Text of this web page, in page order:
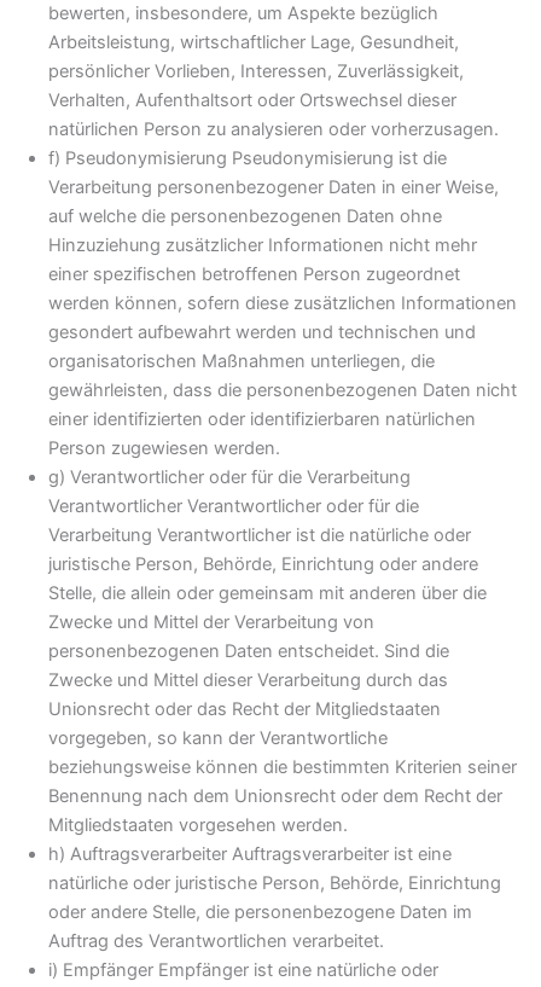
bewerten, insbesondere, um Aspekte bezüglich
Arbeitsleistung, wirtschaftlicher Lage, Gesundheit,
persönlicher Vorlieben, Interessen, Zuverlässigkeit,
Verhalten, Aufenthaltsort oder Ortswechsel dieser
natürlichen Person zu analysieren oder vorherzusagen.
f) Pseudonymisierung Pseudonymisierung ist die
Verarbeitung personenbezogener Daten in einer Weise,
auf welche die personenbezogenen Daten ohne
Hinzuziehung zusätzlicher Informationen nicht mehr
einer spezifischen betroffenen Person zugeordnet
werden können, sofern diese zusätzlichen Informationen
gesondert aufbewahrt werden und technischen und
organisatorischen Maßnahmen unterliegen, die
gewährleisten, dass die personenbezogenen Daten nicht
einer identifizierten oder identifizierbaren natürlichen
Person zugewiesen werden.
g) Verantwortlicher oder für die Verarbeitung
Verantwortlicher Verantwortlicher oder für die
Verarbeitung Verantwortlicher ist die natürliche oder
juristische Person, Behörde, Einrichtung oder andere
Stelle, die allein oder gemeinsam mit anderen über die
Zwecke und Mittel der Verarbeitung von
personenbezogenen Daten entscheidet. Sind die
Zwecke und Mittel dieser Verarbeitung durch das
Unionsrecht oder das Recht der Mitgliedstaaten
vorgegeben, so kann der Verantwortliche
beziehungsweise können die bestimmten Kriterien seiner
Benennung nach dem Unionsrecht oder dem Recht der
Mitgliedstaaten vorgesehen werden.
h) Auftragsverarbeiter Auftragsverarbeiter ist eine
natürliche oder juristische Person, Behörde, Einrichtung
oder andere Stelle, die personenbezogene Daten im
Auftrag des Verantwortlichen verarbeitet.
i) Empfänger Empfänger ist eine natürliche oder